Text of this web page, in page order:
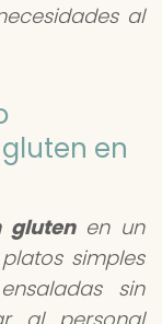
al
en
glutenen un
simples
sin